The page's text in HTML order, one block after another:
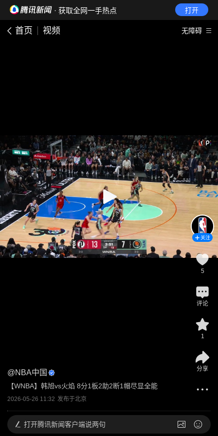
· 获取全网一手热点 打开
首页 视频 无障碍
@NBA中国
【WNBA】韩旭vs火焰 8分1板2助2断1帽尽显全能
2026-05-26 11:32 发布于北京
关注
5
评论
1
分享
打开腾讯新闻客户端说两句